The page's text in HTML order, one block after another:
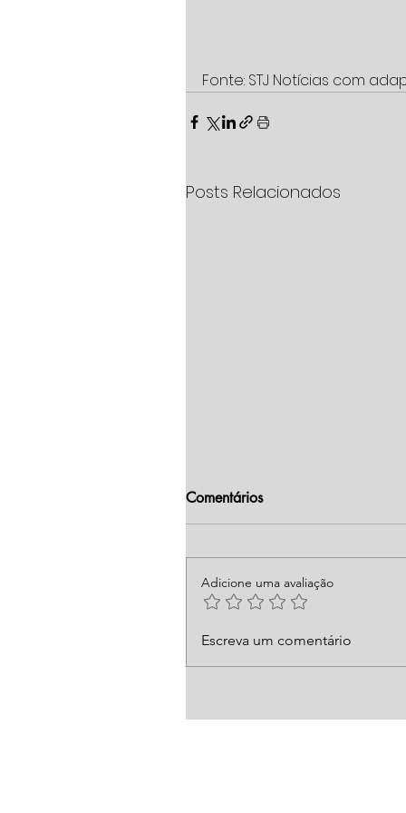
Fonte: STJ Notícias com
Posts Relacionados
Comentários
Adicione uma avaliação
Escreva um comentário